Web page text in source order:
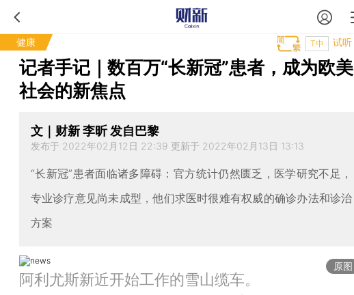
健康 试听
T中
记者手记｜数百万“长新冠”患者，成为欧美
社会的新焦点
文｜财新 李昕 发自巴黎
发布于 2022年02月12日 22:39 更新于 2022年02月13日 13:13
“长新冠”患者面临诸多障碍：官方统计仍然匮乏，医学研究不足，
专业诊疗意见尚未成型，他们求医时很难有权威的确诊办法和诊治
方案
原图
阿利尤斯新近开始工作的雪山缆车。